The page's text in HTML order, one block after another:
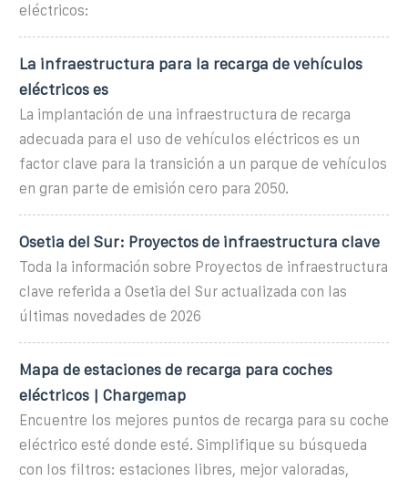
eléctricos:
La infraestructura para la recarga de vehículos
eléctricos es
La implantación de una infraestructura de recarga
adecuada para el uso de vehículos eléctricos es un
factor clave para la transición a un parque de vehículos
en gran parte de emisión cero para 2050.
Osetia del Sur: Proyectos de infraestructura clave
Toda la información sobre Proyectos de infraestructura
clave referida a Osetia del Sur actualizada con las
últimas novedades de 2026
Mapa de estaciones de recarga para coches
eléctricos | Chargemap
Encuentre los mejores puntos de recarga para su coche
eléctrico esté donde esté. Simplifique su búsqueda
con los filtros: estaciones libres, mejor valoradas,